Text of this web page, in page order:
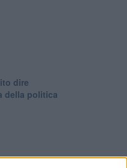
dire
della politica